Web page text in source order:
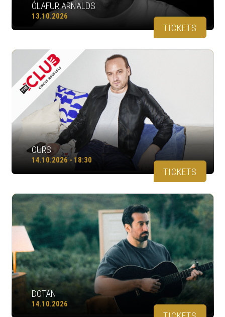
ÓLAFUR ARNALDS
13.10.2026
TICKETS
OURS
14.10.2026 - 18:30
TICKETS
DOTAN
14.10.2026